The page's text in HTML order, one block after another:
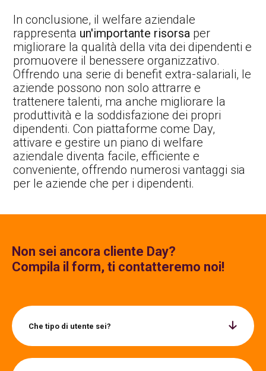
In conclusione, il welfare aziendale
rappresenta un'importante risorsa per
migliorare la qualità della vita dei dipendenti e
promuovere il benessere organizzativo.
Offrendo una serie di benefit extra-salariali, le
aziende possono non solo attrarre e
trattenere talenti, ma anche migliorare la
produttività e la soddisfazione dei propri
dipendenti. Con piattaforme come Day,
attivare e gestire un piano di welfare
aziendale diventa facile, efficiente e
conveniente, offrendo numerosi vantaggi sia
per le aziende che per i dipendenti.
Non sei ancora cliente Day?
Compila il form, ti contatteremo noi!
Che tipo di utente sei?